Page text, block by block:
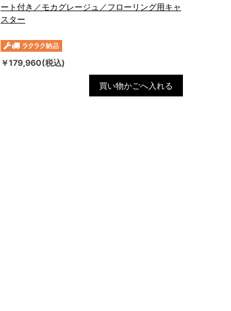
ート付き／モカグレージュ／フローリング用キャ
スター
￥179,960(税込)
買い物かごへ入れる